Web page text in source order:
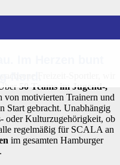
50 Teams im Jugend-,
von motivierten Trainern und
Start gebracht. Unabhängig
oder Kulturzugehörigkeit, ob
regelmäßig für SCALA an
im gesamten Hamburger